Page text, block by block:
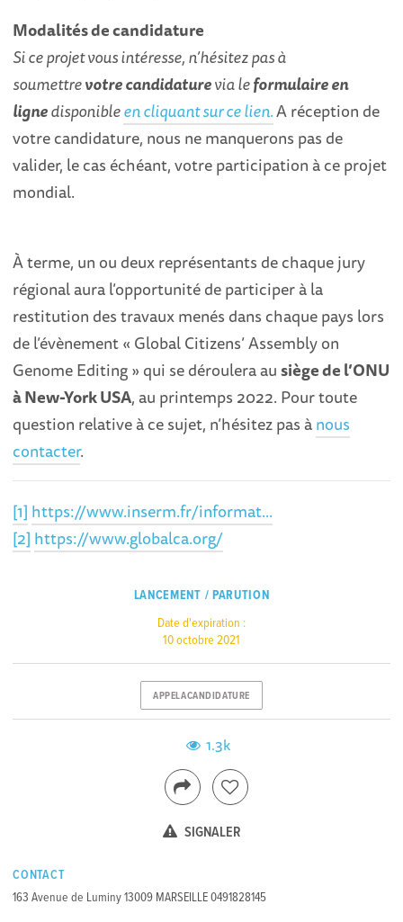
Modalités de candidature
Si ce projet vous intéresse, n’hésitez pas à
soumettrevotre candidaturevia leformulaire en
lignedisponibleen cliquant sur ce lien.A réception de
votre candidature, nous ne manquerons pas de
valider, le cas échéant, votre participation à ce projet
mondial.
À terme, un ou deux représentants de chaque jury
régional aura l’opportunité de participer à la
restitution des travaux menés dans chaque pays lors
de l’évènement « Global Citizens’ Assembly on
Genome Editing » qui se déroulera ausiège de l’ONU
à New-York USA, au printemps 2022. Pour toute
question relative à ce sujet, n’hésitez pas ànous
contacter.
[1] https://www.inserm.fr/informat...
[2] https://www.globalca.org/
LANCEMENT / PARUTION
Date d'expiration :
10 octobre 2021
APPELACANDIDATURE
1.3k
SIGNALER
CONTACT
163 Avenue de Luminy 13009 MARSEILLE 0491828145